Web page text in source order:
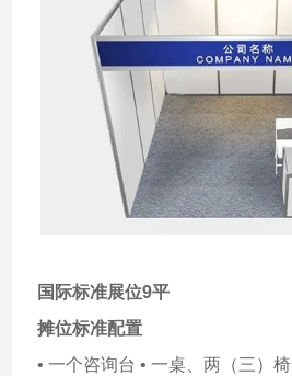
国际标准展位9平
摊位标准配置
• 一个咨询台 • 一桌、两（三）椅